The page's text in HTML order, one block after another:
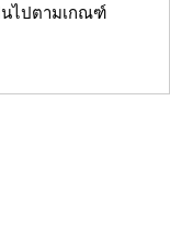
นไปตามเกณฑ์